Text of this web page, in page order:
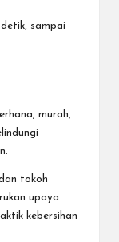
sampai
murah,
tokoh
upaya
kebersihan